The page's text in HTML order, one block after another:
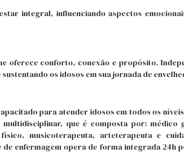
integral, influenciando aspectos
oferece conforto, conexão e propósito.
os idosos em sua jornada de
para atender idosos em todos os
que é composta por:
musicoterapeuta, arteterapeuta e
enfermagem opera de forma integrada 24h